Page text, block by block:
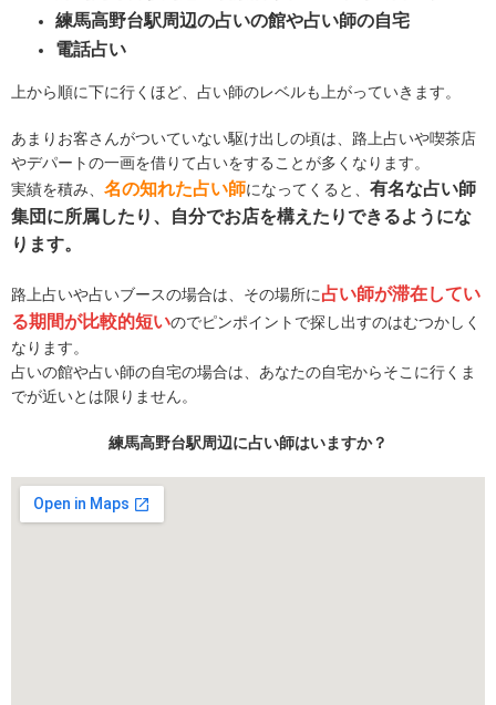
練馬高野台駅周辺の占いの館や占い師の自宅
電話占い
上から順に下に行くほど、占い師のレベルも上がっていきます。
あまりお客さんがついていない駆け出しの頃は、路上占いや喫茶店
やデパートの一画を借りて占いをすることが多くなります。
実績を積み、 名の知れた占い師になってくると、 有名な占い師
集団に所属したり、自分でお店を構えたりできるようにな
ります。
路上占いや占いブースの場合は、その場所に占い師が滞在してい
る期間が比較的短いのでピンポイントで探し出すのはむつかしく
なります。
占いの館や占い師の自宅の場合は、あなたの自宅からそこに行くま
でが近いとは限りません。
練馬高野台駅周辺に占い師はいますか？